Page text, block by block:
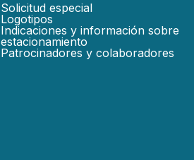
Solicitud especial
Logotipos
Indicaciones y información sobre
estacionamiento
Patrocinadores y colaboradores